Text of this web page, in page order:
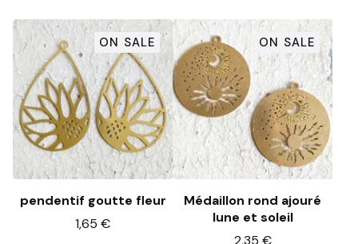
ON SALE
pendentif goutte fleur
1,65 €
ON SALE
Médaillon rond ajouré
lune et soleil
2,35 €